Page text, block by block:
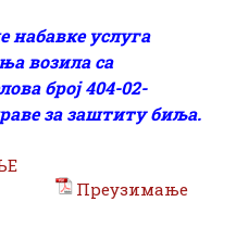
набавке услуга
возила са
број 404-02-
за заштиту биља.
Преузимање